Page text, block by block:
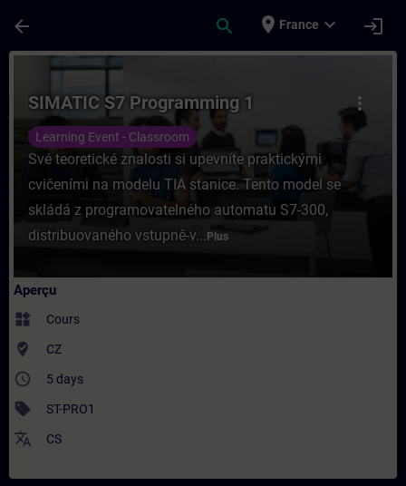
arrow_back search place France expand_more login
Cours - SIMATIC S7 Programming 1 -
more_vert
SIMATIC S7 Programming 1
Learning Event - Classroom
Své teoretické znalosti si upevníte praktickými
cvičeními na modelu TIA stanice. Tento model se
skládá z programovatelného automatu S7-300,
distribuovaného vstupně-v... Plus
Aperçu
widgets Cours
where_to_vote CZ
access_time 5 days
sell ST-PRO1
translate CS